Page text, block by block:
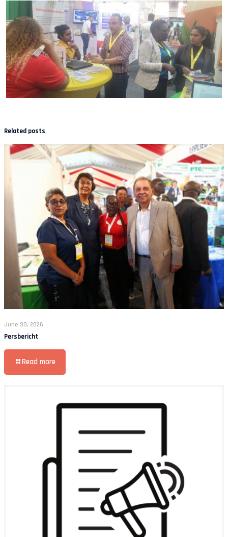
Related posts
June 30, 2026
Persbericht
Read more